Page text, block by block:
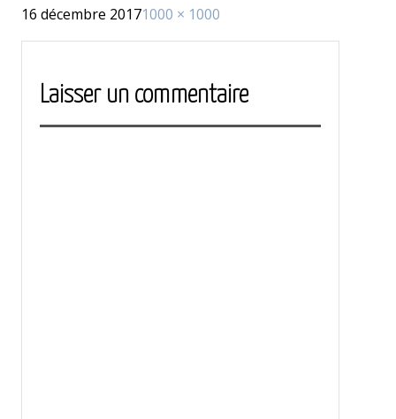
Publié
16 décembre 2017Taille
1000 × 1000
Laisser un commentaire